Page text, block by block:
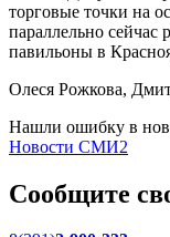
торговые точки на
параллельно
павильоны в
Олеся Рожкова,
Нашли ошибку в
Новости СМИ2
Сообщите